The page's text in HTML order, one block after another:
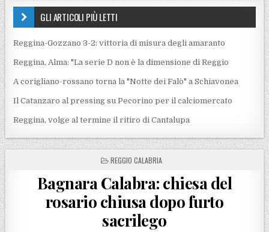
GLI ARTICOLI PIÙ LETTI
Reggina-Gozzano 3-2: vittoria di misura degli amaranto
Reggina, Alma: "La serie D non è la dimensione di Reggio
A corigliano-rossano torna la "Notte dei Falò" a Schiavonea
Il Catanzaro al pressing su Pecorino per il calciomercato
Reggina, volge al termine il ritiro di Cantalupa
POSTED IN
REGGIO CALABRIA
Bagnara Calabra: chiesa del
rosario chiusa dopo furto
sacrilego